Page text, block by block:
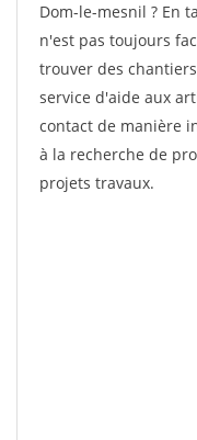
Dom-le-mesnil ? En
n'est pas toujours
trouver des
service d'aide aux
contact de manière
à la recherche de
projets travaux.